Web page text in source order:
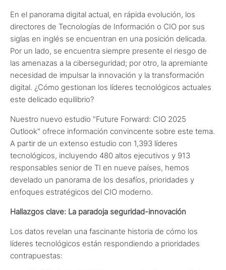
En el panorama digital actual, en rápida evolución, los
directores de Tecnologías de Información o CIO por sus
siglas en inglés se encuentran en una posición delicada.
Por un lado, se encuentra siempre presente el riesgo de
las amenazas a la ciberseguridad; por otro, la apremiante
necesidad de impulsar la innovación y la transformación
digital. ¿Cómo gestionan los líderes tecnológicos actuales
este delicado equilibrio?
Nuestro nuevo estudio "Future Forward: CIO 2025
Outlook" ofrece información convincente sobre este tema.
A partir de un extenso estudio con 1,393 líderes
tecnológicos, incluyendo 480 altos ejecutivos y 913
responsables senior de TI en nueve países, hemos
develado un panorama de los desafíos, prioridades y
enfoques estratégicos del CIO moderno.
Hallazgos clave: La paradoja seguridad-innovación
Los datos revelan una fascinante historia de cómo los
líderes tecnológicos están respondiendo a prioridades
contrapuestas: